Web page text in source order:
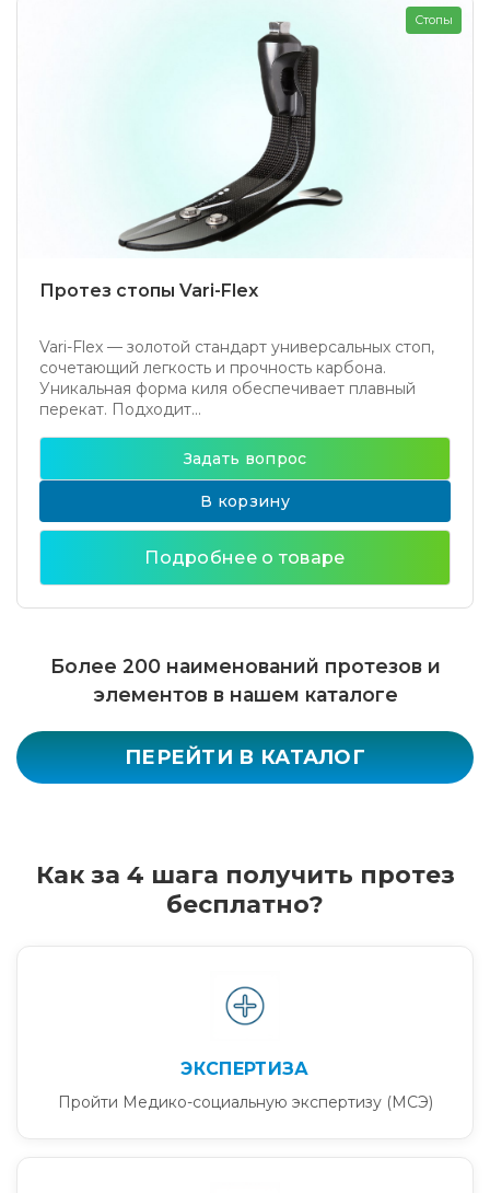
Протез стопы Vari-Flex
Vari-Flex — золотой стандарт универсальных стоп,
сочетающий легкость и прочность карбона.
Уникальная форма киля обеспечивает плавный
перекат. Подходит...
Стопы
Задать вопрос
В корзину
Подробнее о товаре
Более 200 наименований протезов и
элементов в нашем каталоге
ПЕРЕЙТИ В КАТАЛОГ
Как за 4 шага получить протез
бесплатно?
ЭКСПЕРТИЗА
Пройти Медико-социальную экспертизу (МСЭ)